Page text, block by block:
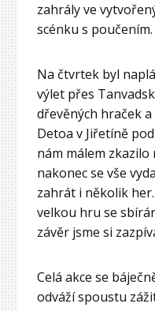
zahrály ve
scénku s poučením.
Na čtvrtek byl
výlet přes
dřevěných hraček
Detoa v Jiřetíně
nám málem
nakonec se vše
zahrát i několik
velkou hru se
závěr jsme si
Celá akce se
odváží spoustu